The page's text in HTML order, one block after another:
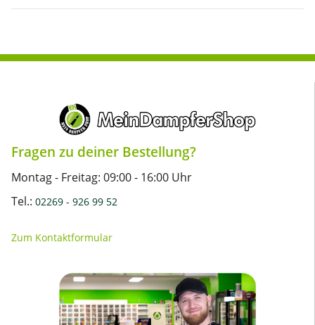
Fragen zu deiner Bestellung?
Montag - Freitag: 09:00 - 16:00 Uhr
Tel.: 02269 - 926 99 52
Zum Kontaktformular